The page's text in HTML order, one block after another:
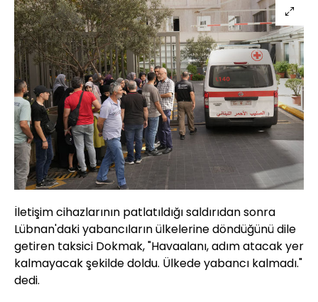
İletişim cihazlarının patlatıldığı saldırıdan sonra
Lübnan'daki yabancıların ülkelerine döndüğünü dile
getiren taksici Dokmak, "Havaalanı, adım atacak yer
kalmayacak şekilde doldu. Ülkede yabancı kalmadı."
dedi.